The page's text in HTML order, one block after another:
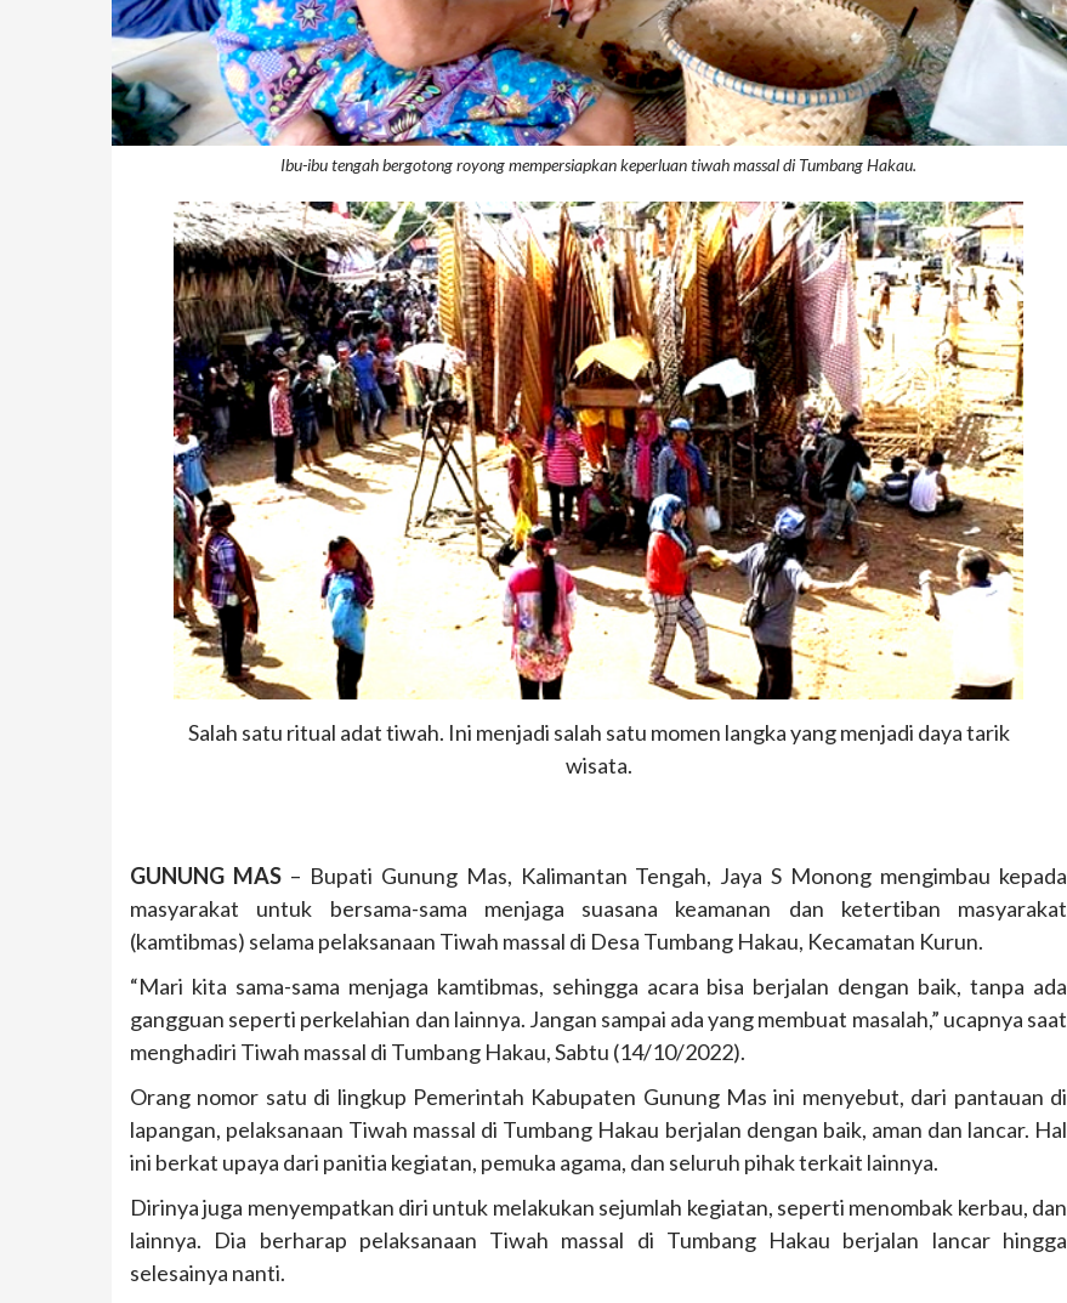
Ibu-ibu tengah bergotong royong mempersiapkan keperluan tiwah massal di Tumbang Hakau.
Salah satu ritual adat tiwah. Ini menjadi salah satu momen langka yang menjadi daya tarik
wisata.
GUNUNG MAS– Bupati Gunung Mas, Kalimantan Tengah, Jaya S Monong mengimbau kepada
masyarakat untuk bersama-sama menjaga suasana keamanan dan ketertiban masyarakat
(kamtibmas) selama pelaksanaan Tiwah massal di Desa Tumbang Hakau, Kecamatan Kurun.
“Mari kita sama-sama menjaga kamtibmas, sehingga acara bisa berjalan dengan baik, tanpa ada
gangguan seperti perkelahian dan lainnya. Jangan sampai ada yang membuat masalah,” ucapnya saat
menghadiri Tiwah massal di Tumbang Hakau, Sabtu (14/10/2022).
Orang nomor satu di lingkup Pemerintah Kabupaten Gunung Mas ini menyebut, dari pantauan di
lapangan, pelaksanaan Tiwah massal di Tumbang Hakau berjalan dengan baik, aman dan lancar. Hal
ini berkat upaya dari panitia kegiatan, pemuka agama, dan seluruh pihak terkait lainnya.
Dirinya juga menyempatkan diri untuk melakukan sejumlah kegiatan, seperti menombak kerbau, dan
lainnya. Dia berharap pelaksanaan Tiwah massal di Tumbang Hakau berjalan lancar hingga
selesainya nanti.